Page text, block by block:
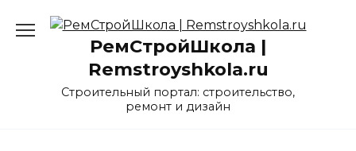
РемСтройШкола |
Remstroyshkola.ru
Строительный портал: строительство,
ремонт и дизайн